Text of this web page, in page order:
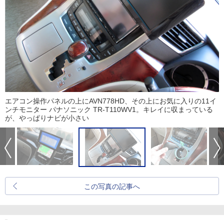
エアコン操作パネルの上にAVN778HD、その上にお気に入りの11イ
ンチモニター パナソニック TR-T110WV1。キレイに収まっている
が、やっぱりナビが小さい
この写真の記事へ